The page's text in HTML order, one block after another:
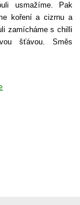
usmažíme. Pak
koření a cizrnu a
zamícháme s chilli
šťávou. Směs